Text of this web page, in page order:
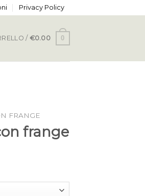
Privacy Policy
/ €0.00 0
FRANGE
frange